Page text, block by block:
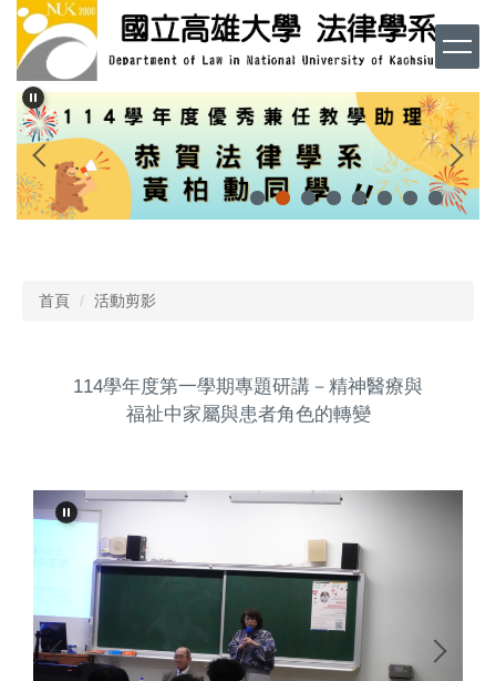
跳
主
要
內
容
首頁 活動剪影
114學年度第一學期專題研講－精神醫療與
福祉中家屬與患者角色的轉變